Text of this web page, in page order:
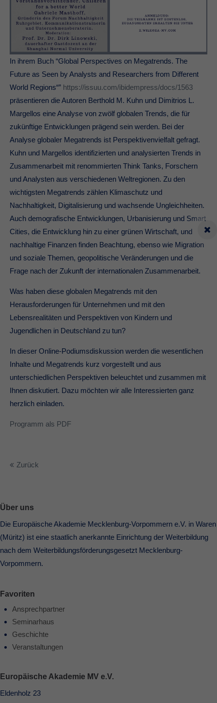
In ihrem Buch “Global Perspectives on Megatrends. The
Future as Seen by Analysts and Researchers from Different
World Regions“” https://issuu.com/ibidempress/docs/1563
präsentieren die Autoren Berthold M. Kuhn und Dimitrios L.
Margellos eine Analyse von zwölf globalen Trends, die für
zukünftige Entwicklungen prägend sein werden. Bei der
Analyse globaler Megatrends ist Perspektivenvielfalt gefragt.
Kuhn und Margellos identifizierten und analysierten Trends in
Zusammenarbeit mit renommierten Think Tanks, Forschern
und Analysten aus verschiedenen Weltregionen. Zu den
wichtigsten Megatrends zählen Klimaschutz und
Nachhaltigkeit, Digitalisierung und wachsende Ungleichheiten.
Auch demografische Entwicklungen, Urbanisierung und Smart
Cities, die Entwicklung hin zu einer grünen Wirtschaft, und
nachhaltige Finanzen finden Beachtung, ebenso wie Migration
und soziale Themen, geopolitische Veränderungen und die
Frage nach der Zukunft der internationalen Zusammenarbeit.
Was haben diese globalen Megatrends mit den
Herausforderungen für Unternehmen und mit den
Lebensrealitäten und Perspektiven von Kindern und
Jugendlichen in Deutschland zu tun?
In dieser Online-Podiumsdiskussion werden die wesentlichen
Inhalte und Megatrends kurz vorgestellt und aus
unterschiedlichen Perspektiven beleuchtet und zusammen mit
Ihnen diskutiert. Dazu möchten wir alle Interessierten ganz
herzlich einladen.
Programm als PDF
Zurück
Über uns
Die Europäische Akademie Mecklenburg-Vorpommern e.V. in Waren
(Müritz) ist eine staatlich anerkannte Einrichtung der Weiterbildung
nach dem Weiterbildungsförderungsgesetzt Mecklenburg-
Vorpommern.
Favoriten
Ansprechpartner
Seminarhaus
Geschichte
Veranstaltungen
Europäische Akademie MV e.V.
Eldenholz 23